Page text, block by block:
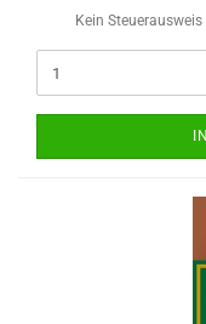
Kein